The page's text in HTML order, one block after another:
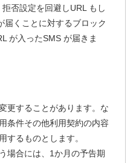
否設定を回避しURL もし
届くことに対するブロック
が入ったSMS が届きま
更することがあります。な
条件その他利用契約の内容
するものとします。
場合には、1か月の予告期